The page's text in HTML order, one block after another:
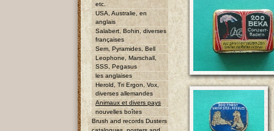
etc.
USA, Australie, en
anglais
Salabert, Bohin, diverses
françaises
Sem, Pyramides, Bell
Leophone, Marschall,
SSS, Pegasus
les anglaises
Herold, Tri Ergon, Vox,
diverses allemandes
Animaux et divers pays
nouvelles boîtes
Brush and records Dusters